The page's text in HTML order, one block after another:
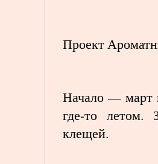
Проект
Начало — март
где-то летом.
клещей.